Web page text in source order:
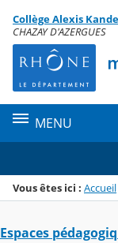
Menu de la
Contenu
Collège Alexis
CHAZAY D'AZERGUES
MENU
Vous êtes ici : Accueil
Espaces